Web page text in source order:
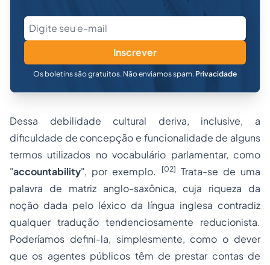
Inscrever
Os boletins são gratuitos. Não enviamos spam. Privacidade
Dessa debilidade cultural deriva, inclusive, a
dificuldade de concepção e funcionalidade de alguns
termos utilizados no vocabulário parlamentar, como
"accountability", por exemplo. [02] Trata-se de uma
palavra de matriz anglo-saxônica, cuja riqueza da
noção dada pelo léxico da língua inglesa contradiz
qualquer tradução tendenciosamente reducionista.
Poderíamos defini-la, simplesmente, como o dever
que os agentes públicos têm de prestar contas de